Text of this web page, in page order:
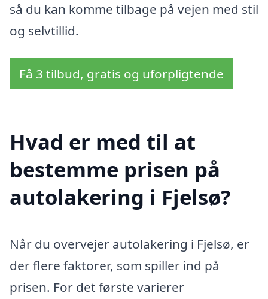
så du kan komme tilbage på vejen med stil
og selvtillid.
Få 3 tilbud, gratis og uforpligtende
Hvad er med til at
bestemme prisen på
autolakering i Fjelsø?
Når du overvejer autolakering i Fjelsø, er
der flere faktorer, som spiller ind på
prisen. For det første varierer